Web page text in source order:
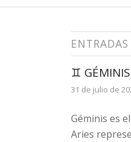
♊
31 de julio de
Géminis es
Aries